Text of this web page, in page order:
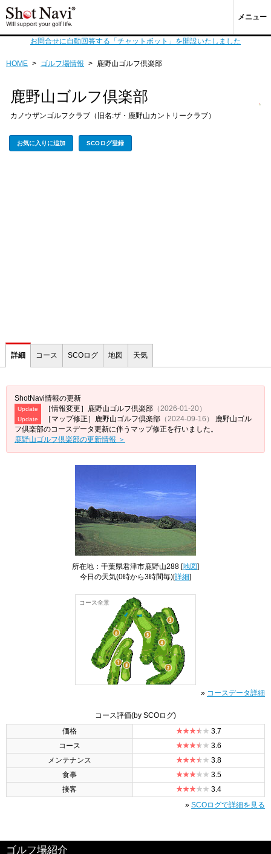
メニュー
お問合せに自動回答する「チャットボット」を開設いたしました
HOME > ゴルフ場情報 > 鹿野山ゴルフ倶楽部
鹿野山ゴルフ倶楽部
カノウザンゴルフクラブ（旧名:ザ・鹿野山カントリークラブ）
お気に入りに追加 SCOログ登録
詳細 コース SCOログ 地図 天気
ShotNavi情報の更新
Update ［情報変更］鹿野山ゴルフ倶楽部 （2026-01-20）
Update ［マップ修正］鹿野山ゴルフ倶楽部 （2024-09-16）
鹿野山ゴル
フ倶楽部のコースデータ更新に伴うマップ修正を行いました。
鹿野山ゴルフ倶楽部の更新情報 ＞
所在地：千葉県君津市鹿野山288 [地図]
今日の天気(0時から3時間毎)[詳細]
コース全景
» コースデータ詳細
コース評価(by SCOログ)
価格
3.7
コース
3.6
メンテナンス
3.8
食事
3.5
接客
3.4
» SCOログで詳細を見る
ゴルフ場紹介